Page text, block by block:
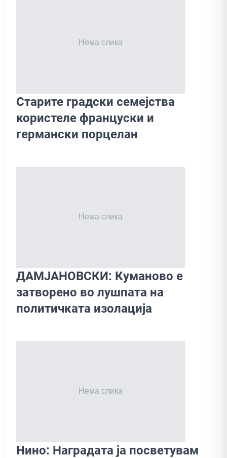
Старите градски семејства
користеле француски и
германски порцелан
ДАМЈАНОВСКИ: Куманово е
затворено во лушпата на
политичката изолацијa
Нино: Наградата ја посветувам